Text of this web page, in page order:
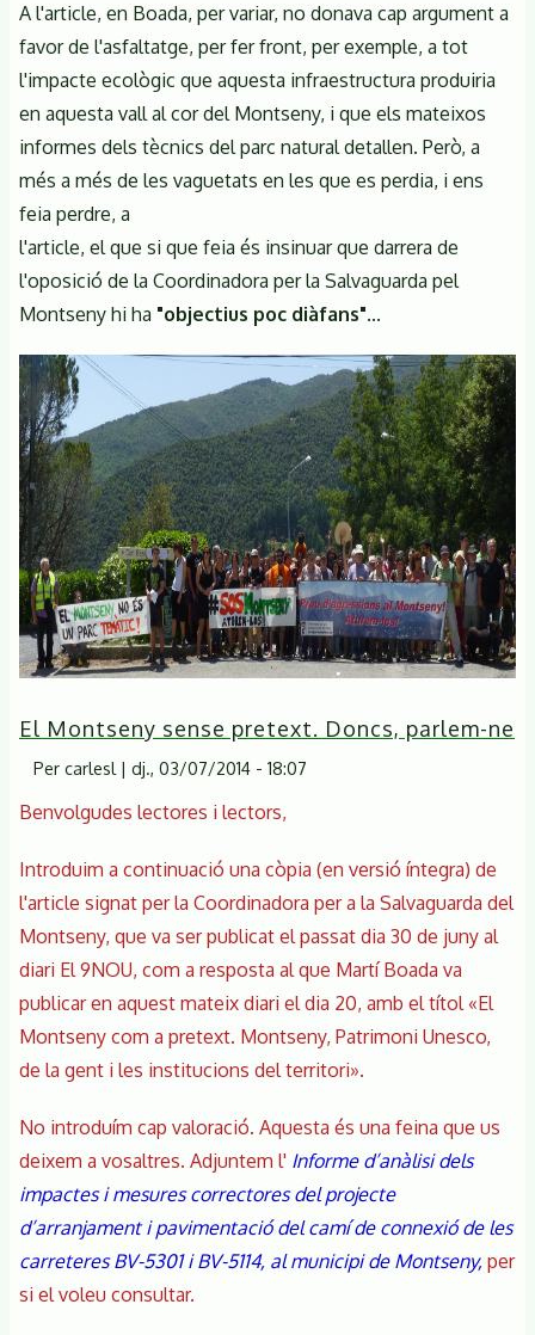
Boada)
A l'article, en Boada, per variar, no donava cap argument a
favor de l'asfaltatge, per fer front, per exemple, a tot
l'impacte ecològic que aquesta infraestructura produiria
en aquesta vall al cor del Montseny, i que els mateixos
informes dels tècnics del parc natural detallen. Però, a
més a més de les vaguetats en les que es perdia, i ens
feia perdre, a
l'article, el que si que feia és insinuar que darrera de
l'oposició de la Coordinadora per la Salvaguarda pel
Montseny hi ha "objectius poc diàfans"...
El Montseny sense pretext. Doncs, parlem-ne
Per carlesl | dj., 03/07/2014 - 18:07
Benvolgudes lectores i lectors,
Introduim a continuació una còpia (en versió íntegra) de
l'article signat per la Coordinadora per a la Salvaguarda del
Montseny, que va ser publicat el passat dia 30 de juny al
diari El 9NOU, com a resposta al que Martí Boada va
publicar en aquest mateix diari el dia 20, amb el títol «El
Montseny com a pretext. Montseny, Patrimoni Unesco,
de la gent i les institucions del territori».
No introduím cap valoració. Aquesta és una feina que us
deixem a vosaltres. Adjuntem l' Informe d’anàlisi dels
impactes i mesures correctores del projecte
d’arranjament i pavimentació del camí de connexió de les
carreteres BV-5301 i BV-5114, al municipi de Montseny, per
si el voleu consultar.